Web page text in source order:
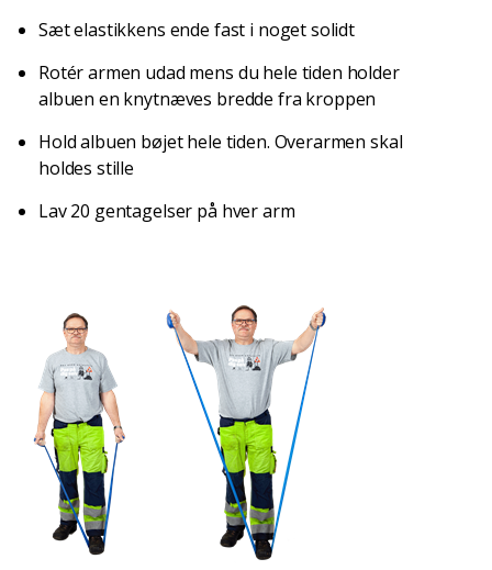
Sæt elastikkens ende fast i noget solidt
Rotér armen udad mens du hele tiden holder
albuen en knytnæves bredde fra kroppen
Hold albuen bøjet hele tiden. Overarmen skal
holdes stille
Lav 20 gentagelser på hver arm